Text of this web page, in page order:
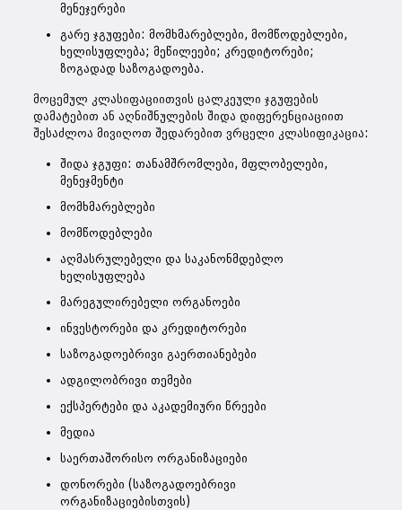
მენეჯერები
გარე ჯგუფები: მომხმარებლები, მომწოდებლები,
ხელისუფლება; მეწილეები; კრედიტორები;
ზოგადად საზოგადოება.
მოცემულ კლასიფაციითვის ცალკეული ჯგუფების
დამატებით ან აღნიშნულების შიდა დიფერენციაციით
შესაძლოა მივიღოთ შედარებით ვრცელი კლასიფიკაცია:
შიდა ჯგუფი: თანამშრომლები, მფლობელები,
მენეჯმენტი
მომხმარებლები
მომწოდებლები
აღმასრულებელი და საკანონმდებლო
ხელისუფლება
მარეგულირებელი ორგანოები
ინვესტორები და კრედიტორები
საზოგადოებრივი გაერთიანებები
ადგილობრივი თემები
ექსპერტები და აკადემიური წრეები
მედია
საერთაშორისო ორგანიზაციები
დონორები (საზოგადოებრივი
ორგანიზაციებისთვის)